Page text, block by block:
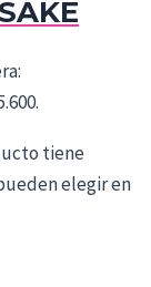
tiene
elegir en